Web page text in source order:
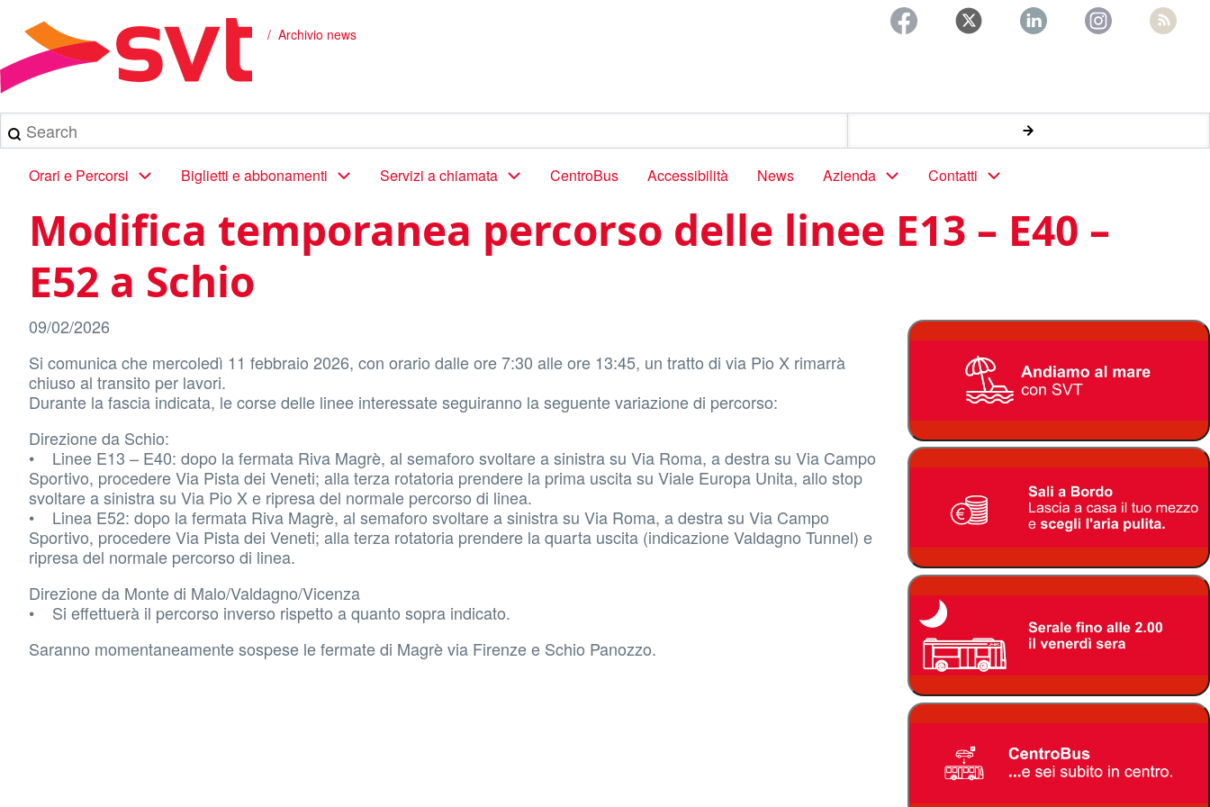
contenuto
principale
Briciole
di
pane
Archivio news
Search
Main
navigation
Orari e Percorsi Biglietti e abbonamenti Servizi a chiamata CentroBus Accessibilità News Azienda Contatti
Modifica temporanea percorso delle linee E13 – E40 –
E52 a Schio
09/02/2026
Si comunica che mercoledì 11 febbraio 2026, con orario dalle ore 7:30 alle ore 13:45, un tratto di via Pio X rimarrà
chiuso al transito per lavori.
Durante la fascia indicata, le corse delle linee interessate seguiranno la seguente variazione di percorso:
Direzione da Schio:
• Linee E13 – E40: dopo la fermata Riva Magrè, al semaforo svoltare a sinistra su Via Roma, a destra su Via Campo
Sportivo, procedere Via Pista dei Veneti; alla terza rotatoria prendere la prima uscita su Viale Europa Unita, allo stop
svoltare a sinistra su Via Pio X e ripresa del normale percorso di linea.
• Linea E52: dopo la fermata Riva Magrè, al semaforo svoltare a sinistra su Via Roma, a destra su Via Campo
Sportivo, procedere Via Pista dei Veneti; alla terza rotatoria prendere la quarta uscita (indicazione Valdagno Tunnel) e
ripresa del normale percorso di linea.
Direzione da Monte di Malo/Valdagno/Vicenza
• Si effettuerà il percorso inverso rispetto a quanto sopra indicato.
Saranno momentaneamente sospese le fermate di Magrè via Firenze e Schio Panozzo.